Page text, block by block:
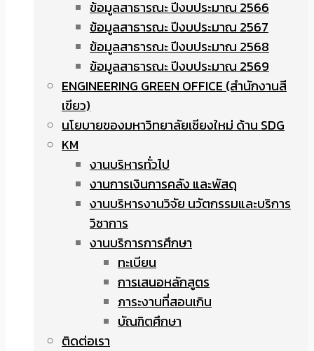
ข้อมูลสาธารณะ ปีงบประมาณ 2566
ข้อมูลสาธารณะ ปีงบประมาณ 2567
ข้อมูลสาธารณะ ปีงบประมาณ 2568
ข้อมูลสาธารณะ ปีงบประมาณ 2569
ENGINEERING GREEN OFFICE (สำนักงานสี
เขียว)
นโยบายของมหาวิทยาลัยเชียงใหม่ ด้าน SDG
KM
งานบริหารทั่วไป
งานการเงินการคลัง และพัสดุ
งานบริหารงานวิจัย นวัตกรรมและบริการ
วิชาการ
งานบริการการศึกษา
ทะเบียน
การเสนอหลักสูตร
ภาระงานที่สอนเกิน
บัณฑิตศึกษา
ติดต่อเรา